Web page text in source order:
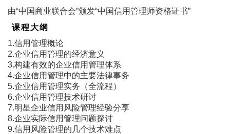
由“中国商业联合会”颁发“中国信用管理师资格证书”
课程大纲
1.信用管理概论
2.企业信用管理的经济意义
3.构建有效的企业信用管理体系
4.企业信用管理中的主要法律事务
5.企业信用管理实务（全流程）
6.企业信用管理技术研讨
7.明星企业信用风险管理经验分享
8.企业实际信用管理问题探讨
9.信用风险管理的几个技术难点